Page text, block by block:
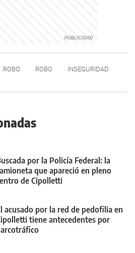
ROBO ROBO
INSEGURIDAD
por la Policía Federal: la
que apareció en pleno
de Cipolletti
acusado por la red de pedofilia en
tiene antecedentes por